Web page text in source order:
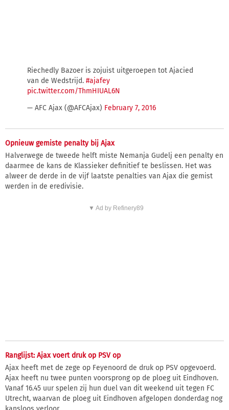
Riechedly Bazoer is zojuist uitgeroepen tot Ajacied
van de Wedstrijd. #ajafey
pic.twitter.com/ThmHIUAL6N
— AFC Ajax (@AFCAjax) February 7, 2016
Opnieuw gemiste penalty bij Ajax
Halverwege de tweede helft miste Nemanja Gudelj een penalty en
daarmee de kans de Klassieker definitief te beslissen. Het was
alweer de derde in de vijf laatste penalties van Ajax die gemist
werden in de eredivisie.
▼ Ad by Refinery89
Ranglijst: Ajax voert druk op PSV op
Ajax heeft met de zege op Feyenoord de druk op PSV opgevoerd.
Ajax heeft nu twee punten voorsprong op de ploeg uit Eindhoven.
Vanaf 16.45 uur spelen zij hun duel van dit weekend uit tegen FC
Utrecht, waarvan de ploeg uit Eindhoven afgelopen donderdag nog